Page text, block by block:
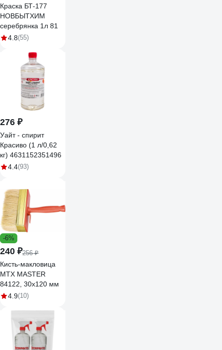
Краска БТ-177
НОВБЫТХИМ
серебрянка 1л 81
4.8(55)
276 ₽
Уайт - спирит
Красиво (1 л/0,62
кг) 4631152351496
4.4(93)
-6%
240 ₽256 ₽
Кисть-макловица
MTX MASTER
84122, 30х120 мм
4.9(10)